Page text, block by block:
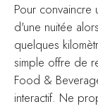
Pour
d'une nuitée
quelques
simple offre de
Food &
interactif. Ne